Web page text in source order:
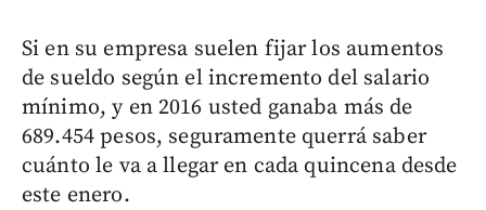
Si en su empresa suelen fijar los aumentos
de sueldo según el incremento del salario
mínimo, y en 2016 usted ganaba más de
689.454 pesos, seguramente querrá saber
cuánto le va a llegar en cada quincena desde
este enero.